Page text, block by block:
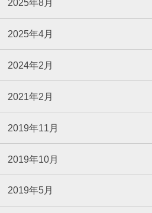
2025年8月
2025年4月
2024年2月
2021年2月
2019年11月
2019年10月
2019年5月